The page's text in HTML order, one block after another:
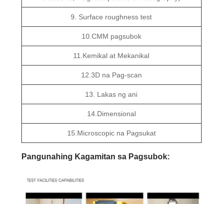
9. Surface roughness test
10.CMM pagsubok
11.Kemikal at Mekanikal
12.3D na Pag-scan
13. Lakas ng ani
14.Dimensional
15.Microscopic na Pagsukat
Pangunahing Kagamitan sa Pagsubok: